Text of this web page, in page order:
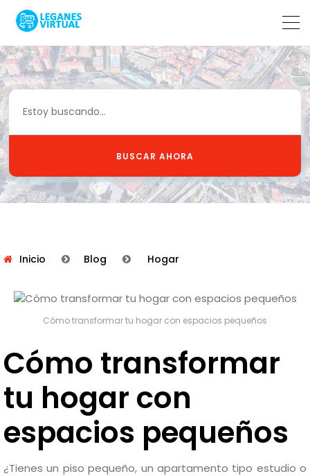
BUSCAR AHORA
Inicio Blog Hogar
Cómo transformar tu hogar con espacios pequeños
Cómo transformar
tu hogar con
espacios pequeños
¿Tienes un piso pequeño, un apartamento tipo estudio o